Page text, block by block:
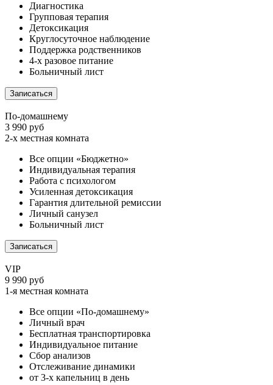
Диагностика
Групповая терапия
Детоксикация
Круглосуточное наблюдение
Поддержка родственников
4-х разовое питание
Больничный лист
Записаться
По-домашнему
3 990 руб
2-х местная комната
Все опции «Бюджетно»
Индивидуальная терапия
Работа с психологом
Усиленная детоксикация
Гарантия длительной ремиссии
Личный санузел
Больничный лист
Записаться
VIP
9 990 руб
1-я местная комната
Все опции «По-домашнему»
Личный врач
Бесплатная транспортировка
Индивидуальное питание
Сбор анализов
Отслеживание динамики
от 3-х капельниц в день